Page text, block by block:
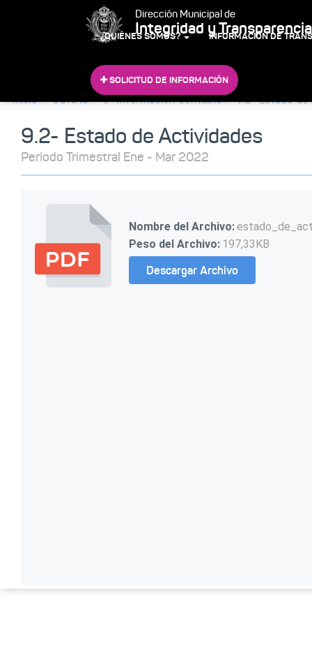
Dirección Municipal de
Integridad y Transparencia
¿QUIÉNES SOMOS? INFORMACIÓN DE
SOLICITUD DE INFORMACIÓN
Inicio CONAC 9- Información Contable 9.2- Estado
9.2- Estado de Actividades
Período Trimestral Ene - Mar 2022
Nombre del Archivo:
Peso del Archivo: 197,33KB
Descargar Archivo